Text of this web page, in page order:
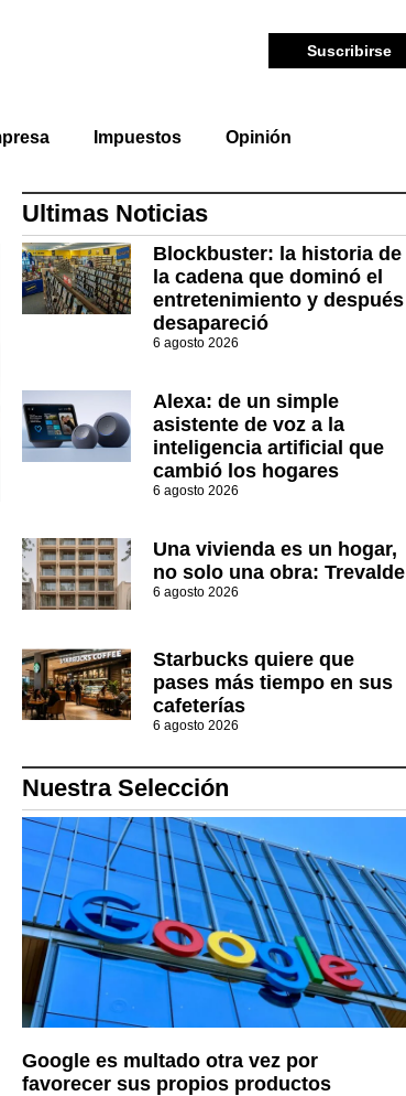
Suscribirse
Impuestos Opinión
Ultimas Noticias
Blockbuster: la historia de
la cadena que dominó el
entretenimiento y después
desapareció
6 agosto 2026
Alexa: de un simple
asistente de voz a la
inteligencia artificial que
cambió los hogares
6 agosto 2026
Una vivienda es un hogar,
no solo una obra: Trevalde
6 agosto 2026
Starbucks quiere que
pases más tiempo en sus
cafeterías
6 agosto 2026
Nuestra Selección
Google es multado otra vez por
favorecer sus propios productos